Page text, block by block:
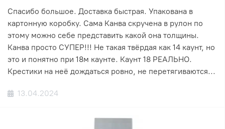
Спасибо большое. Доставка быстрая. Упакована в
картонную коробку. Сама Канва скручена в рулон по
этому можно себе представить какой она толщины.
Канва просто СУПЕР!!! Не такая твёрдая как 14 каунт, но
это и понятно при 18м каунте. Каунт 18 РЕАЛЬНО.
Крестики на неё дождаться ровно, не перетягиваются...
13.04.2024